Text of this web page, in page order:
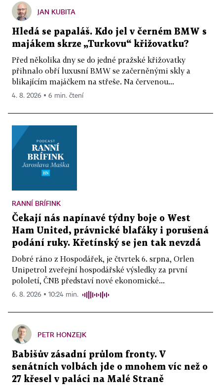
JAN KUBITA
Hledá se papaláš. Kdo jel v černém BMW s
majákem skrze „Turkovu“ křižovatku?
Před několika dny se do jedné pražské křižovatky
přihnalo obří luxusní BMW se začerněnými skly a
blikajícím majáčkem na střeše. Na červenou...
4. 8. 2026 ▪ 6 min. čtení
RANNÍ BRÍFINK
Čekají nás napínavé týdny boje o West
Ham United, právnické blafáky i porušená
podání ruky. Křetínský se jen tak nevzdá
Dobré ráno z Hospodářek, je čtvrtek 6. srpna, Orlen
Unipetrol zveřejní hospodářské výsledky za první
pololetí, ČNB představí nové ekonomické...
6. 8. 2026 ▪ 10:24 min.
PETR HONZEJK
Babišův zásadní průlom fronty. V
senátních volbách jde o mnohem víc než o
27 křesel v paláci na Malé Straně